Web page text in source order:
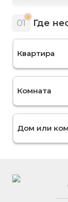
01 Где
Квартира
Комната
Дом или